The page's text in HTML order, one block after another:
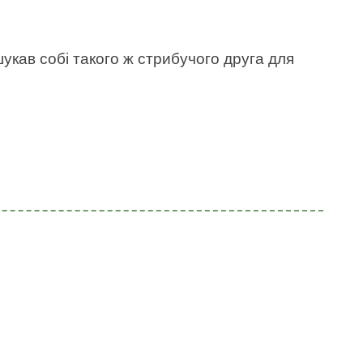
собі такого ж стрибучого друга для